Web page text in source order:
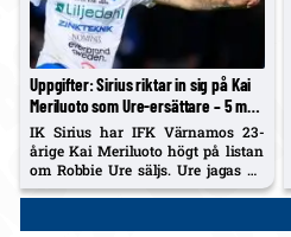
Uppgifter: Sirius riktar in sig på Kai
Meriluoto som Ure-ersättare – 5 mål
på 17 i år
IK Sirius har IFK Värnamos 23-
årige Kai Meriluoto högt på listan
om Robbie Ure säljs. Ure jagas av
bland annat Sevilla och